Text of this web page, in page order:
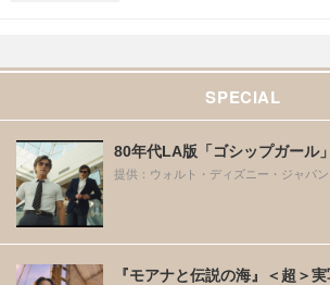
SPECIAL
80年代LA版「ゴシップガール
提供：ウォルト・ディズニー・ジャパン
『モアナと伝説の海』＜超＞